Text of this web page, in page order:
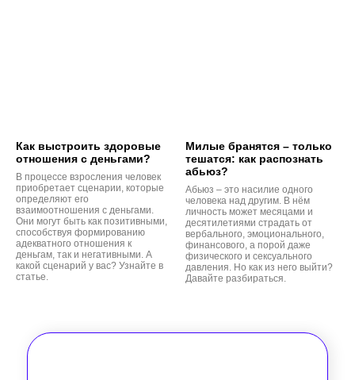
Как выстроить здоровые
отношения с деньгами?
В процессе взросления человек
приобретает сценарии, которые
определяют его
взаимоотношения с деньгами.
Они могут быть как позитивными,
способствуя формированию
адекватного отношения к
деньгам, так и негативными. А
какой сценарий у вас? Узнайте в
статье.
Милые бранятся – только
тешатся: как распознать
абьюз?
Абьюз – это насилие одного
человека над другим. В нём
личность может месяцами и
десятилетиями страдать от
вербального, эмоционального,
финансового, а порой даже
физического и сексуального
давления. Но как из него выйти?
Давайте разбираться.